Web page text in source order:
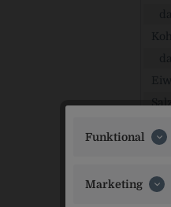
Salz
Funktional
Marketing